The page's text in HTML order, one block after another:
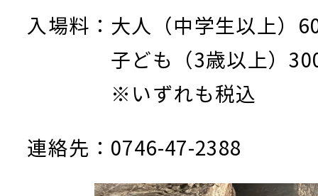
入場料：大人（中学生以上）
子ども（3歳以上）
※いずれも税込
連絡先：0746-47-2388